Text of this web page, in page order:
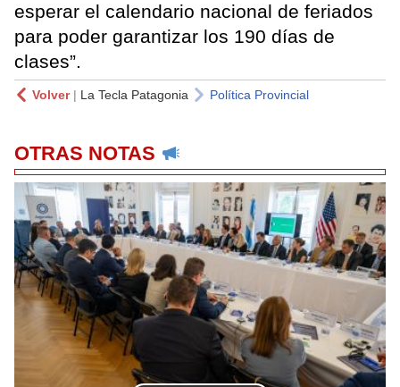
esperar el calendario nacional de feriados
para poder garantizar los 190 días de
clases”.
Volver| La Tecla Patagonia Política Provincial
OTRAS NOTAS